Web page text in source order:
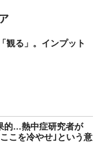
観る」。インプット
的…熱中症研究者が
こを冷やせ｣という意